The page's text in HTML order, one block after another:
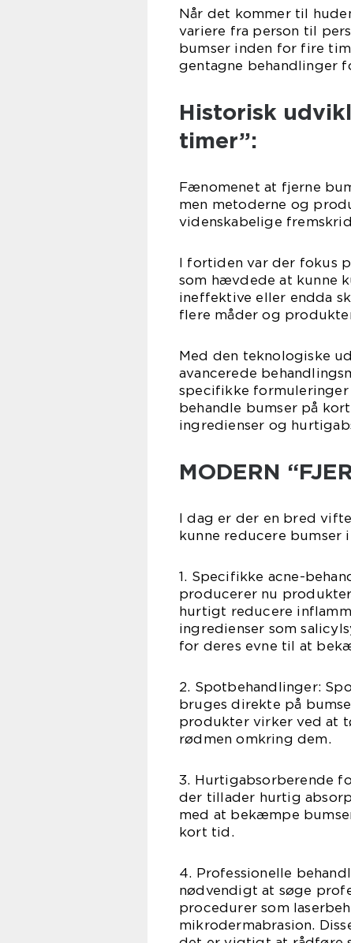
Når det kommer til
variere fra person til
bumser inden for fire
gentagne behandlinger
Historisk
timer”:
Fænomenet at fjerne
men metoderne og
videnskabelige
I fortiden var der fokus
som hævdede at kunne
ineffektive eller endda
flere måder og
Med den teknologiske
avancerede
specifikke
behandle bumser på
ingredienser og
MODERN
I dag er der en bred
kunne reducere bumser
1. Specifikke acne-
producerer nu
hurtigt reducere
ingredienser som
for deres evne til at
2. Spotbehandlinger:
bruges direkte på
produkter virker ved at
rødmen omkring dem.
3. Hurtigabsorberende
der tillader hurtig
med at bekæmpe
kort tid.
4. Professionelle
nødvendigt at søge
procedurer som
mikrodermabrasion.